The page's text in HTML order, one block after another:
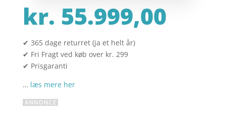
kr. 55.999,00
✔ 365 dage returret (ja et helt år)
✔ Fri Fragt ved køb over kr. 299
✔ Prisgaranti
… læs mere her